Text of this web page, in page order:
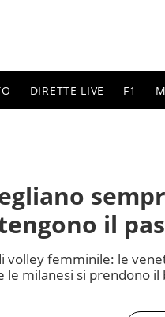
DIRETTE LIVE F1
il
volley femminile: le
le milanesi si prendono il